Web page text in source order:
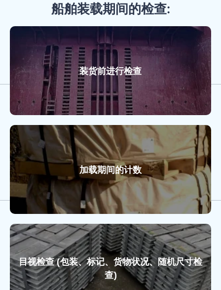
船舶装载期间的检查:
装货前进行检查
加载期间的计数
目视检查 (包装、标记、货物状况、随机尺寸检
查)